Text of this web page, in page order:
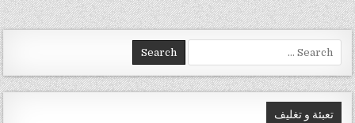
Search for:
تعبئة و تغليف